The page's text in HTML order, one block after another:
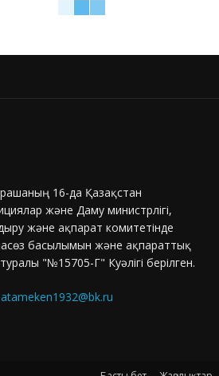
16-да Қазақстан
және Даму министрлігі,
және ақпарат комитетінде
басылымын және ақпараттық
"№15705-Г" Куәлігі берілген.
atameken1932@bk.ru